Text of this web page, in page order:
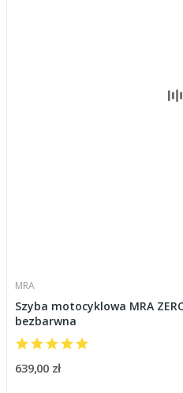
MRA
Szyba motocyklowa MRA
bezbarwna
639,00 zł